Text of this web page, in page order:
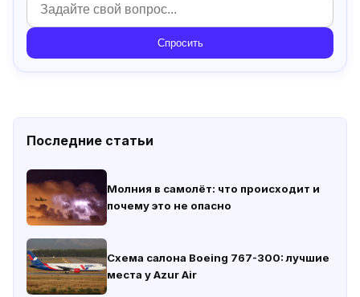
Спросить
Последние статьи
Молния в самолёт: что происходит и
почему это не опасно
Схема салона Boeing 767-300: лучшие
места у Azur Air